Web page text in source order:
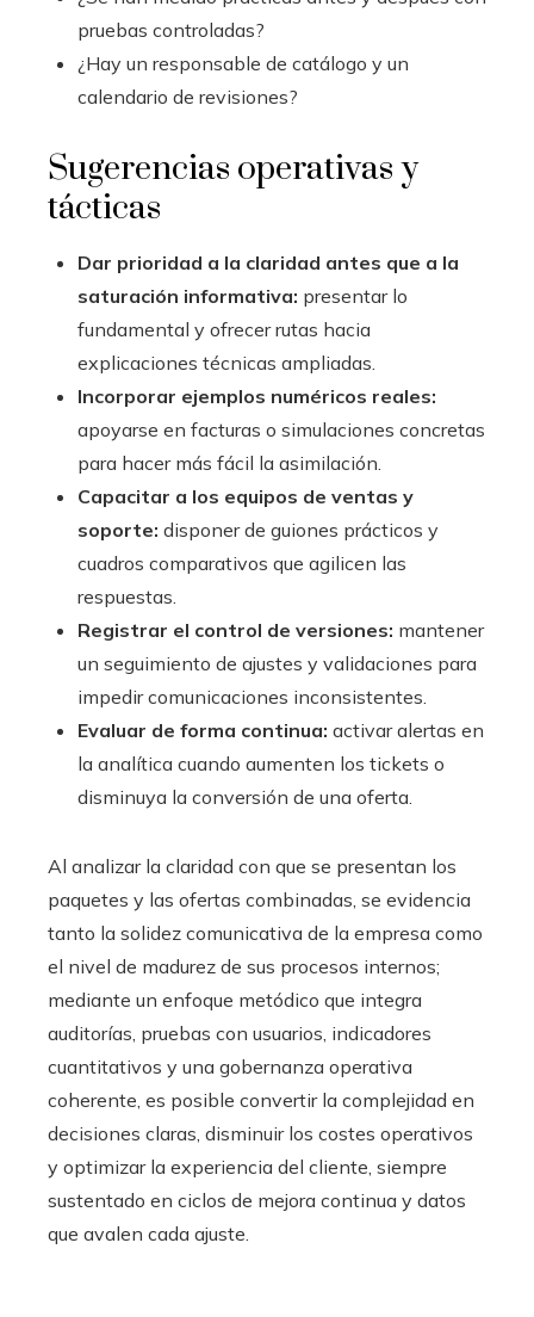
pruebas controladas?
¿Hay un responsable de catálogo y un
calendario de revisiones?
Sugerencias operativas y
tácticas
Dar prioridad a la claridad antes que a la
saturación informativa: presentar lo
fundamental y ofrecer rutas hacia
explicaciones técnicas ampliadas.
Incorporar ejemplos numéricos reales:
apoyarse en facturas o simulaciones concretas
para hacer más fácil la asimilación.
Capacitar a los equipos de ventas y
soporte: disponer de guiones prácticos y
cuadros comparativos que agilicen las
respuestas.
Registrar el control de versiones: mantener
un seguimiento de ajustes y validaciones para
impedir comunicaciones inconsistentes.
Evaluar de forma continua: activar alertas en
la analítica cuando aumenten los tickets o
disminuya la conversión de una oferta.
Al analizar la claridad con que se presentan los
paquetes y las ofertas combinadas, se evidencia
tanto la solidez comunicativa de la empresa como
el nivel de madurez de sus procesos internos;
mediante un enfoque metódico que integra
auditorías, pruebas con usuarios, indicadores
cuantitativos y una gobernanza operativa
coherente, es posible convertir la complejidad en
decisiones claras, disminuir los costes operativos
y optimizar la experiencia del cliente, siempre
sustentado en ciclos de mejora continua y datos
que avalen cada ajuste.